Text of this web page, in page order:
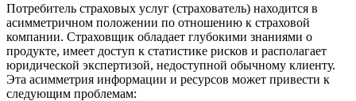
Потребитель страховых услуг (страхователь) находится в
асимметричном положении по отношению к страховой
компании. Страховщик обладает глубокими знаниями о
продукте, имеет доступ к статистике рисков и располагает
юридической экспертизой, недоступной обычному клиенту.
Эта асимметрия информации и ресурсов может привести к
следующим проблемам: